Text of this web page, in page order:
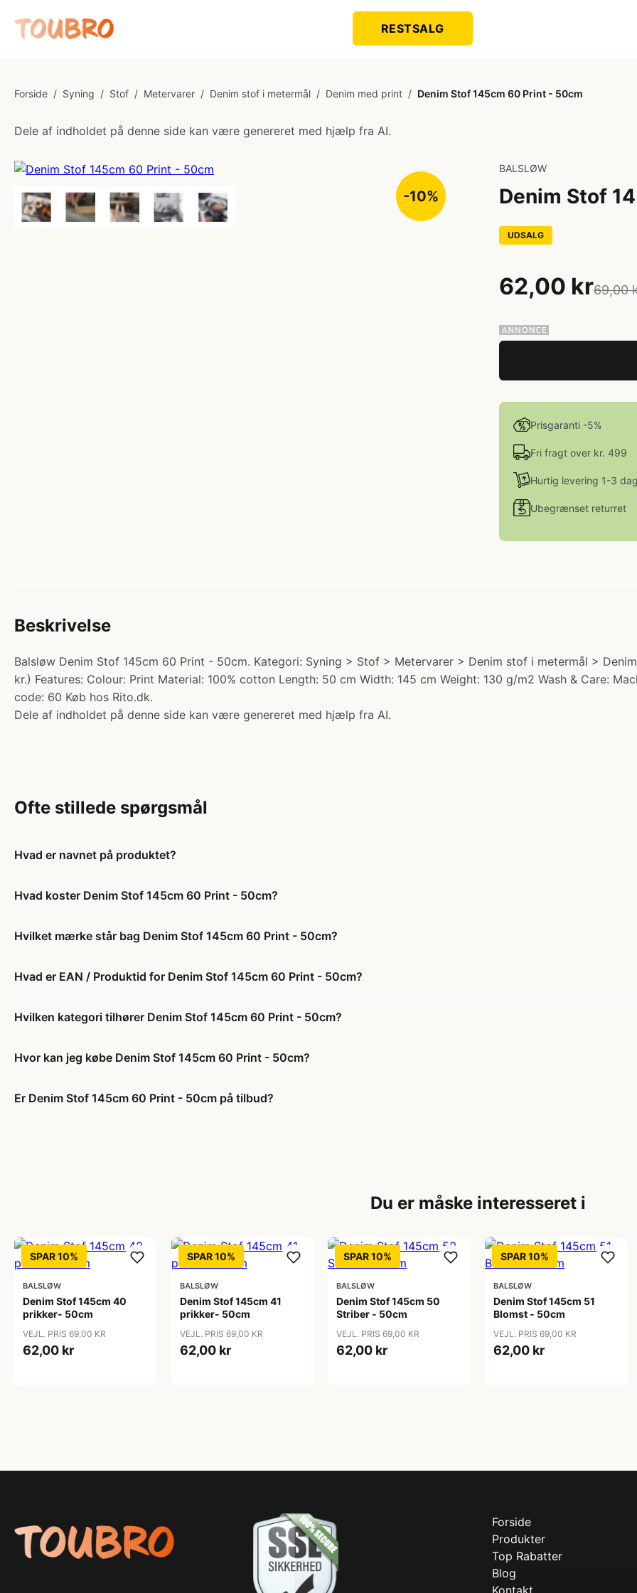
RESTSALG
Forside / Syning / Stof / Metervarer / Denim stof i metermål / Denim med print / Denim Stof 145cm 60 Print - 50cm
Dele af indholdet på denne side kan være genereret med hjælp fra AI.
-10%
BALSLØW
Denim Stof
UDSALG
62,00 kr69,00
Prisgaranti -5%
Fri fragt over kr. 499
Hurtig levering 1-3
Ubegrænset returret
Beskrivelse
Balsløw Denim Stof 145cm 60 Print - 50cm. Kategori: Syning > Stof > Metervarer > Denim stof i metermål >
kr.) Features: Colour: Print Material: 100% cotton Length: 50 cm Width: 145 cm Weight: 130 g/m2 Wash & Care:
code: 60 Køb hos Rito.dk.
Dele af indholdet på denne side kan være genereret med hjælp fra AI.
Ofte stillede spørgsmål
Hvad er navnet på produktet?
Hvad koster Denim Stof 145cm 60 Print - 50cm?
Hvilket mærke står bag Denim Stof 145cm 60 Print - 50cm?
Hvad er EAN / Produktid for Denim Stof 145cm 60 Print - 50cm?
Hvilken kategori tilhører Denim Stof 145cm 60 Print - 50cm?
Hvor kan jeg købe Denim Stof 145cm 60 Print - 50cm?
Er Denim Stof 145cm 60 Print - 50cm på tilbud?
Du er måske interesseret i
SPAR 10%
BALSLØW
Denim Stof 145cm 40
prikker- 50cm
VEJL. PRIS 69,00 KR
62,00 kr
SPAR 10%
BALSLØW
Denim Stof 145cm 41
prikker- 50cm
VEJL. PRIS 69,00 KR
62,00 kr
SPAR 10%
BALSLØW
Denim Stof 145cm 50
Striber - 50cm
VEJL. PRIS 69,00 KR
62,00 kr
SPAR 10%
BALSLØW
Denim Stof 145cm 51
Blomst - 50cm
VEJL. PRIS 69,00 KR
62,00 kr
Forside
Produkter
Top Rabatter
Blog
Kontakt